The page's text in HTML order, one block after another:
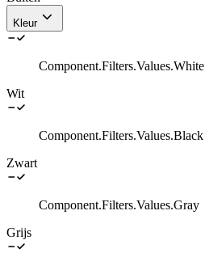
Kleur
Component.Filters.Values.White
Wit
Component.Filters.Values.Black
Zwart
Component.Filters.Values.Gray
Grijs